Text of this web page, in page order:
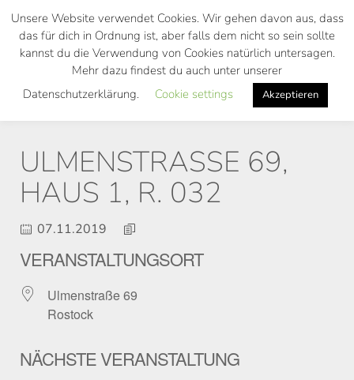
Skip
main
ULMENSTRASSE 69, H
AUS 1, R. 032
07.11.2019
VERANSTALTUNGSORT
Ulmenstraße 69
Rostock
NÄCHSTE VERANSTALTUNG
Unsere Website verwendet Cookies. Wir gehen davon aus, dass
das für dich in Ordnung ist, aber falls dem nicht so sein sollte
kannst du die Verwendung von Cookies natürlich untersagen.
Mehr dazu findest du auch unter unserer
Datenschutzerklärung.
Cookie settings Akzeptieren